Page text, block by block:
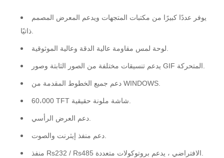
يوفر عددًا كبيرًا من مكتبات المتجهات ويدعم المعرض المصمم
دعم جميع الخطوط المقدمة من WINDOWS.